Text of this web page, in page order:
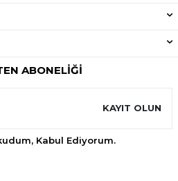
ABONELIĞI
KAYIT OLUN
Kabul Ediyorum.